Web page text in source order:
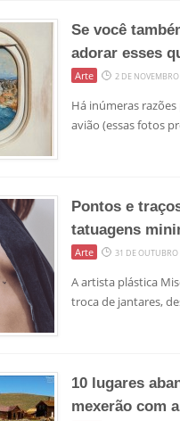
Se você
adorar esses
Arte 2 DE
Há inúmeras
avião (essas fotos
Pontos e
tatuagens
Arte 31 DE
A artista plástica
troca de jantares,
10 lugares
mexerão com